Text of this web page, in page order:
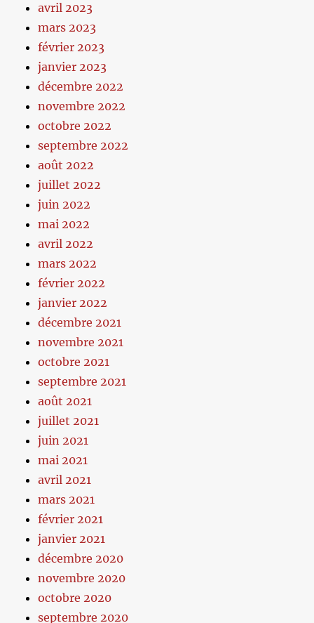
avril 2023
mars 2023
février 2023
janvier 2023
décembre 2022
novembre 2022
octobre 2022
septembre 2022
août 2022
juillet 2022
juin 2022
mai 2022
avril 2022
mars 2022
février 2022
janvier 2022
décembre 2021
novembre 2021
octobre 2021
septembre 2021
août 2021
juillet 2021
juin 2021
mai 2021
avril 2021
mars 2021
février 2021
janvier 2021
décembre 2020
novembre 2020
octobre 2020
septembre 2020